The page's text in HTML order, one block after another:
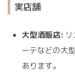
実店舗
大型酒販店:
ーテなどの大
あります。